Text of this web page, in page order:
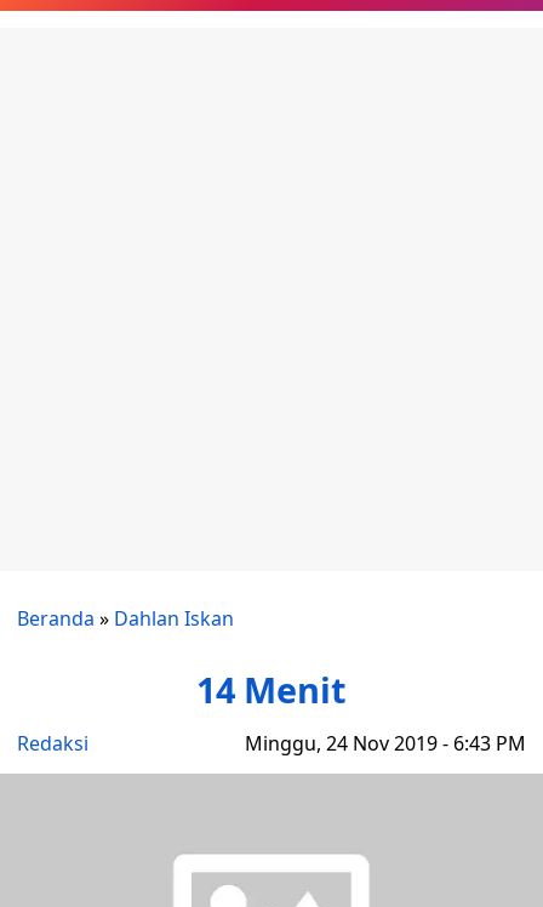
Beranda » Dahlan Iskan
14 Menit
Redaksi Minggu, 24 Nov 2019 - 6:43 PM